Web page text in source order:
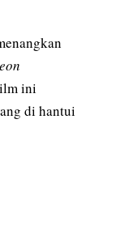
ini
di hantui